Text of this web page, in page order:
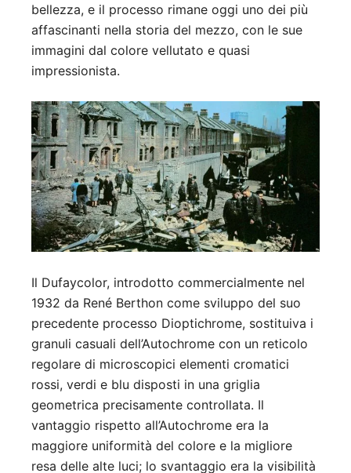
bellezza, e il processo rimane oggi uno dei più
affascinanti nella storia del mezzo, con le sue
immagini dal colore vellutato e quasi
impressionista.
Il Dufaycolor, introdotto commercialmente nel
1932 da René Berthon come sviluppo del suo
precedente processo Dioptichrome, sostituiva i
granuli casuali dell’Autochrome con un reticolo
regolare di microscopici elementi cromatici
rossi, verdi e blu disposti in una griglia
geometrica precisamente controllata. Il
vantaggio rispetto all’Autochrome era la
maggiore uniformità del colore e la migliore
resa delle alte luci; lo svantaggio era la visibilità